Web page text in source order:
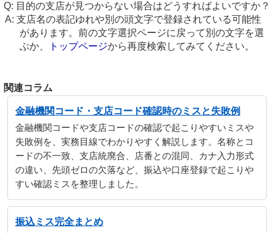
目的の支店が見つからない場合はどうすればよいですか？
支店名の表記ゆれや別の頭文字で登録されている可能性
があります。前の文字選択ページに戻って別の文字を選
ぶか、
トップページから再度検索してみてください。
関連コラム
金融機関コード・支店コード確認時のミスと失敗例
金融機関コードや支店コードの確認で起こりやすいミスや
失敗例を、実務目線でわかりやすく解説します。名称とコ
ードの不一致、支店統廃合、店番との混同、カナ入力形式
の違い、先頭ゼロの欠落など、振込や口座登録で起こりや
すい確認ミスを整理しました。
振込ミス完全まとめ